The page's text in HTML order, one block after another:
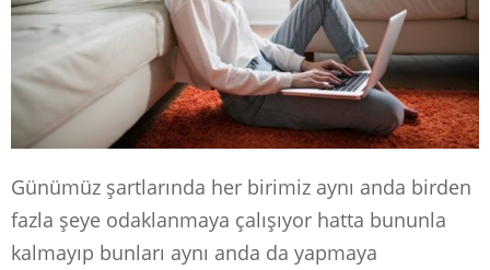
Günümüz şartlarında her birimiz aynı anda birden
fazla şeye odaklanmaya çalışıyor hatta bununla
kalmayıp bunları aynı anda da yapmaya